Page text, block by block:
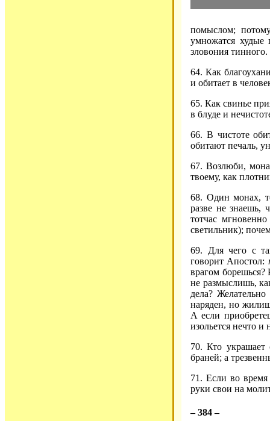
помыслом;
умножатся худые
зловония тинного.
64. Как
и обитает в
65. Как свинье
в блуде и
66. В чистоте
обитают печаль,
67. Возлюби,
твоему, как
68. Один монах,
разве не знаешь,
тотчас
светильник);
69. Для чего с
говорит Апостол:
врагом борешься?
не размыслишь,
дела?
наряден, но
А если
изольется нечто и
70. Кто украшает
браней; а
71. Если во время
руки свои на
– 384 –